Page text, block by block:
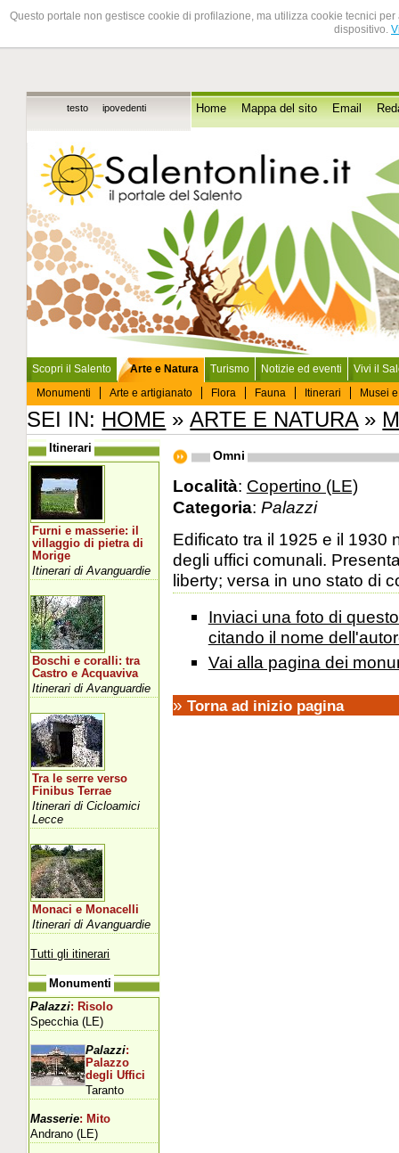
Questo portale non gestisce cookie di profilazione, ma utilizza cookie tecnici
dispositivo.
testo ipovedenti Home Mappa del sito Email
Scopri il Salento
Arte e Natura
Monumenti
Arte e artigianato Flora Fauna Itinerari Musei
Turismo Notizie ed eventi Vivi il
SEI IN: HOME »ARTE E NATURA»
Omni
Località: Copertino (LE)
Categoria: Palazzi
Edificato tra il 1925 e il 1930
degli uffici comunali.
liberty; versa in uno stato di
Inviaci una foto di
citando il nome
Vai alla pagina dei
» Torna ad inizio pagina
Itinerari
Furni e masserie: il
villaggio di pietra di
Morige
Itinerari di Avanguardie
Boschi e coralli: tra
Castro e Acquaviva
Itinerari di Avanguardie
Tra le serre verso
Finibus Terrae
Itinerari di Cicloamici
Lecce
Monaci e Monacelli
Itinerari di Avanguardie
Tutti gli itinerari
Monumenti
Palazzi: Risolo
Specchia (LE)
Palazzi:
Palazzo
degli Uffici
Taranto
Masserie: Mito
Andrano (LE)